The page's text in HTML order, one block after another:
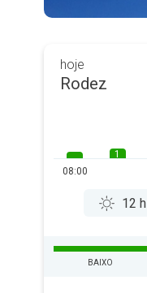
hoje
Rodez
08:00
1
12 h
BAIXO